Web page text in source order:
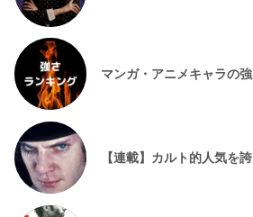
マンガ・アニメキャラの
【連載】カルト的人気を